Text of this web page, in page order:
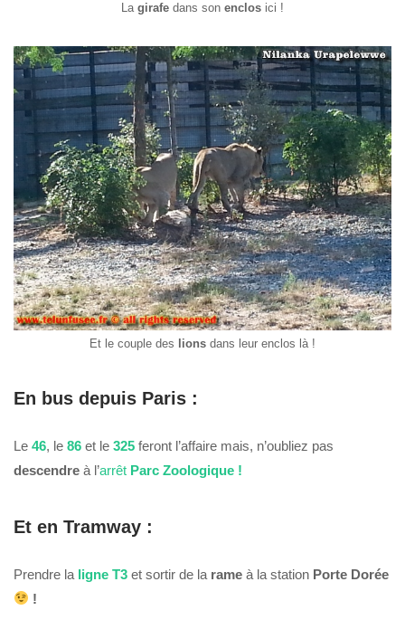
La girafe dans son enclos ici !
Et le couple des lions dans leur enclos là !
En bus depuis Paris :
Le 46, le 86 et le 325 feront l’affaire mais, n’oubliez pas
descendre à l’arrêt Parc Zoologique !
Et en Tramway :
Prendre la ligne T3 et sortir de la rame à la station Porte Dorée
!